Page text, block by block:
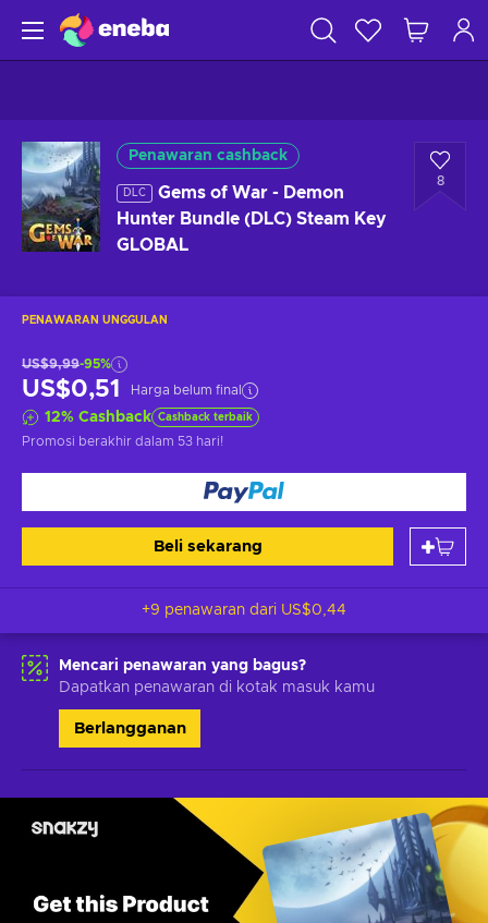
Penawaran cashback
DLC
Gems of War - Demon
Hunter Bundle (DLC) Steam Key
GLOBAL
8
PENAWARAN UNGGULAN
US$9,99-95%
US$0,51 Harga belum final
12% Cashback Cashback terbaik
Promosi berakhir dalam 53 hari!
Beli sekarang
+9 penawaran dari US$0,44
Mencari penawaran yang bagus?
Dapatkan penawaran di kotak masuk kamu
Berlangganan